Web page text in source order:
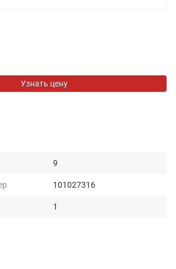
Узнать цену
9
101027316
1